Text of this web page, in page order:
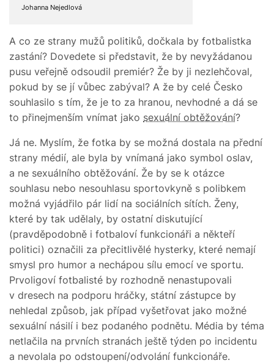
Johanna Nejedlová
A co ze strany mužů politiků, dočkala by fotbalistka
zastání? Dovedete si představit, že by nevyžádanou
pusu veřejně odsoudil premiér? Že by ji nezlehčoval,
pokud by se jí vůbec zabýval? A že by celé Česko
souhlasilo s tím, že je to za hranou, nevhodné a dá se
to přinejmenším vnímat jako sexuální obtěžování?
Já ne. Myslím, že fotka by se možná dostala na přední
strany médií, ale byla by vnímaná jako symbol oslav,
a ne sexuálního obtěžování. Že by se k otázce
souhlasu nebo nesouhlasu sportovkyně s polibkem
možná vyjádřilo pár lidí na sociálních sítích. Ženy,
které by tak udělaly, by ostatní diskutující
(pravděpodobně i fotbaloví funkcionáři a někteří
politici) označili za přecitlivělé hysterky, které nemají
smysl pro humor a nechápou sílu emocí ve sportu.
Prvoligoví fotbalisté by rozhodně nenastupovali
v dresech na podporu hráčky, státní zástupce by
nehledal způsob, jak případ vyšetřovat jako možné
sexuální násilí i bez podaného podnětu. Média by téma
netlačila na prvních stranách ještě týden po incidentu
a nevolala po odstoupení/odvolání funkcionáře.